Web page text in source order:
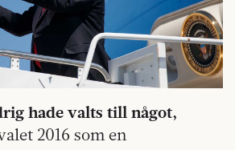
hade valts till något,
2016 som en